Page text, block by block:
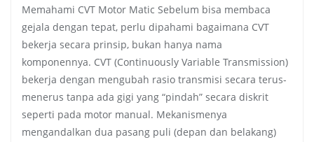
Memahami CVT Motor Matic Sebelum bisa membaca
gejala dengan tepat, perlu dipahami bagaimana CVT
bekerja secara prinsip, bukan hanya nama
komponennya. CVT (Continuously Variable Transmission)
bekerja dengan mengubah rasio transmisi secara terus-
menerus tanpa ada gigi yang “pindah” secara diskrit
seperti pada motor manual. Mekanismenya
mengandalkan dua pasang puli (depan dan belakang)